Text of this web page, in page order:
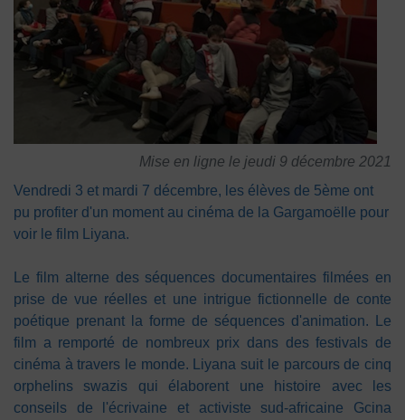
Mise en ligne le jeudi 9 décembre 2021
Vendredi 3 et mardi 7 décembre, les élèves de 5ème ont
pu profiter d'un moment au cinéma de la Gargamoëlle pour
voir le film Liyana.
Le film alterne des séquences documentaires filmées en
prise de vue réelles et une intrigue fictionnelle de conte
poétique prenant la forme de séquences d'animation. Le
film a remporté de nombreux prix dans des festivals de
cinéma à travers le monde. Liyana suit le parcours de cinq
orphelins swazis qui élaborent une histoire avec les
conseils de l'écrivaine et activiste sud-africaine Gcina